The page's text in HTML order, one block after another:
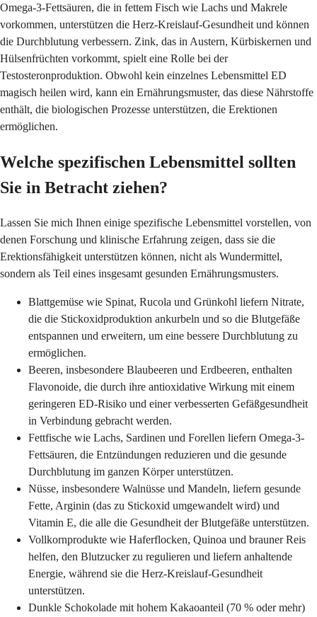
Omega-3-Fettsäuren, die in fettem Fisch wie Lachs und Makrele
vorkommen, unterstützen die Herz-Kreislauf-Gesundheit und können
die Durchblutung verbessern. Zink, das in Austern, Kürbiskernen und
Hülsenfrüchten vorkommt, spielt eine Rolle bei der
Testosteronproduktion. Obwohl kein einzelnes Lebensmittel ED
magisch heilen wird, kann ein Ernährungsmuster, das diese Nährstoffe
enthält, die biologischen Prozesse unterstützen, die Erektionen
ermöglichen.
Welche spezifischen Lebensmittel sollten
Sie in Betracht ziehen?
Lassen Sie mich Ihnen einige spezifische Lebensmittel vorstellen, von
denen Forschung und klinische Erfahrung zeigen, dass sie die
Erektionsfähigkeit unterstützen können, nicht als Wundermittel,
sondern als Teil eines insgesamt gesunden Ernährungsmusters.
Blattgemüse wie Spinat, Rucola und Grünkohl liefern Nitrate,
die die Stickoxidproduktion ankurbeln und so die Blutgefäße
entspannen und erweitern, um eine bessere Durchblutung zu
ermöglichen.
Beeren, insbesondere Blaubeeren und Erdbeeren, enthalten
Flavonoide, die durch ihre antioxidative Wirkung mit einem
geringeren ED-Risiko und einer verbesserten Gefäßgesundheit
in Verbindung gebracht werden.
Fettfische wie Lachs, Sardinen und Forellen liefern Omega-3-
Fettsäuren, die Entzündungen reduzieren und die gesunde
Durchblutung im ganzen Körper unterstützen.
Nüsse, insbesondere Walnüsse und Mandeln, liefern gesunde
Fette, Arginin (das zu Stickoxid umgewandelt wird) und
Vitamin E, die alle die Gesundheit der Blutgefäße unterstützen.
Vollkornprodukte wie Haferflocken, Quinoa und brauner Reis
helfen, den Blutzucker zu regulieren und liefern anhaltende
Energie, während sie die Herz-Kreislauf-Gesundheit
unterstützen.
Dunkle Schokolade mit hohem Kakaoanteil (70 % oder mehr)